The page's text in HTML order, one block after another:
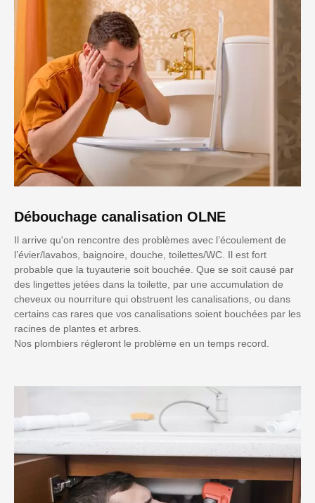
Débouchage canalisation OLNE
Il arrive qu'on rencontre des problèmes avec l’écoulement de
l’évier/lavabos, baignoire, douche, toilettes/WC. Il est fort
probable que la tuyauterie soit bouchée. Que se soit causé par
des lingettes jetées dans la toilette, par une accumulation de
cheveux ou nourriture qui obstruent les canalisations, ou dans
certains cas rares que vos canalisations soient bouchées par les
racines de plantes et arbres.
Nos plombiers régleront le problème en un temps record.